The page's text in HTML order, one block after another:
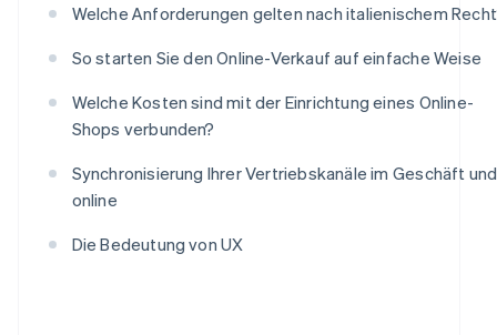
Welche Anforderungen gelten nach italienischem
So starten Sie den Online-Verkauf auf einfache Weise
Welche Kosten sind mit der Einrichtung eines Online-
Shops verbunden?
Synchronisierung Ihrer Vertriebskanäle im Geschäft und
online
Die Bedeutung von UX